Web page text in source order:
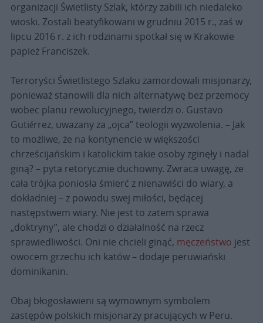
organizacji Świetlisty Szlak, którzy zabili ich niedaleko
wioski. Zostali beatyfikowani w grudniu 2015 r., zaś w
lipcu 2016 r. z ich rodzinami spotkał się w Krakowie
papież Franciszek.
Terroryści Świetlistego Szlaku zamordowali misjonarzy,
ponieważ stanowili dla nich alternatywę bez przemocy
wobec planu rewolucyjnego, twierdzi o. Gustavo
Gutiérrez, uważany za „ojca” teologii wyzwolenia. – Jak
to możliwe, że na kontynencie w większości
chrześcijańskim i katolickim takie osoby zginęły i nadal
giną? – pyta retorycznie duchowny. Zwraca uwagę, że
cała trójka poniosła śmierć z nienawiści do wiary, a
dokładniej – z powodu swej miłości, będącej
następstwem wiary. Nie jest to zatem sprawa
„doktryny”, ale chodzi o działalność na rzecz
sprawiedliwości. Oni nie chcieli ginąć, męczeństwo jest
owocem grzechu ich katów – dodaje peruwiański
dominikanin.
Obaj błogosławieni są wymownym symbolem
zastępów polskich misjonarzy pracujących w Peru.